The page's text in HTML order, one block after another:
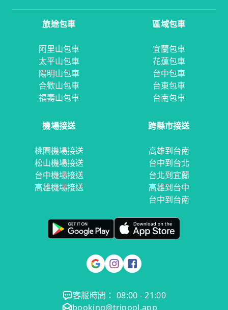
旅途包車
阿里山包車
太平山包車
陽明山包車
合歡山包車
福壽山包車
區域包車
宜蘭包車
花蓮包車
台中包車
台東包車
台南包車
機場接送
桃園機場接送
松山機場接送
台中機場接送
高雄機場接送
跨縣市接送
高雄到台南
台中到台北
台北到宜蘭
高雄到台中
台中到台南
客服時間： 08:00 - 21:00
booking@tripool.app